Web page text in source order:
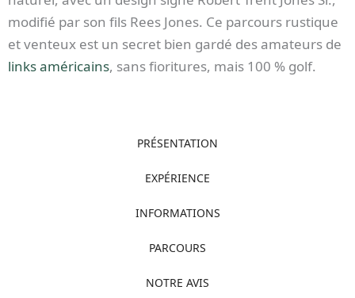
modifié par son fils Rees Jones. Ce parcours rustique
et venteux est un secret bien gardé des amateurs de
links américains, sans fioritures, mais 100 % golf.
PRÉSENTATION
EXPÉRIENCE
INFORMATIONS
PARCOURS
NOTRE AVIS